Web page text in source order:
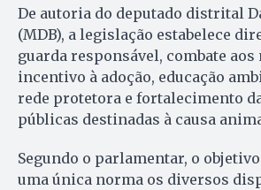
De autoria do deputado distrital
(MDB), a legislação estabelece
guarda responsável, combate aos
incentivo à adoção, educação
rede protetora e fortalecimento
públicas destinadas à causa
Segundo o parlamentar, o
uma única norma os diversos